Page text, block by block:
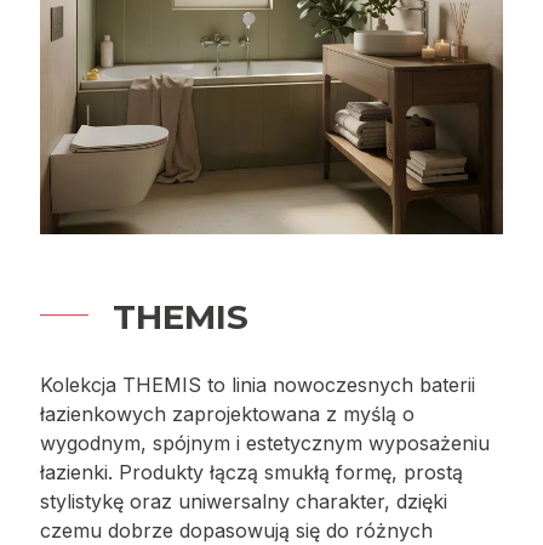
THEMIS
Kolekcja THEMIS to linia nowoczesnych baterii
łazienkowych zaprojektowana z myślą o
wygodnym, spójnym i estetycznym wyposażeniu
łazienki. Produkty łączą smukłą formę, prostą
stylistykę oraz uniwersalny charakter, dzięki
czemu dobrze dopasowują się do różnych